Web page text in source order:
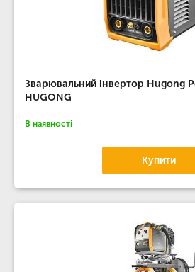
Зварювальний інвертор Hugong
HUGONG
В наявності
Купити